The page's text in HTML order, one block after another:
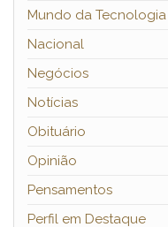
Mundo da Tecnologia
Nacional
Negócios
Notícias
Obituário
Opinião
Pensamentos
Perfil em Destaque